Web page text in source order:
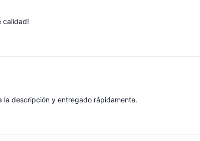
calidad!
la descripción y entregado rápidamente.